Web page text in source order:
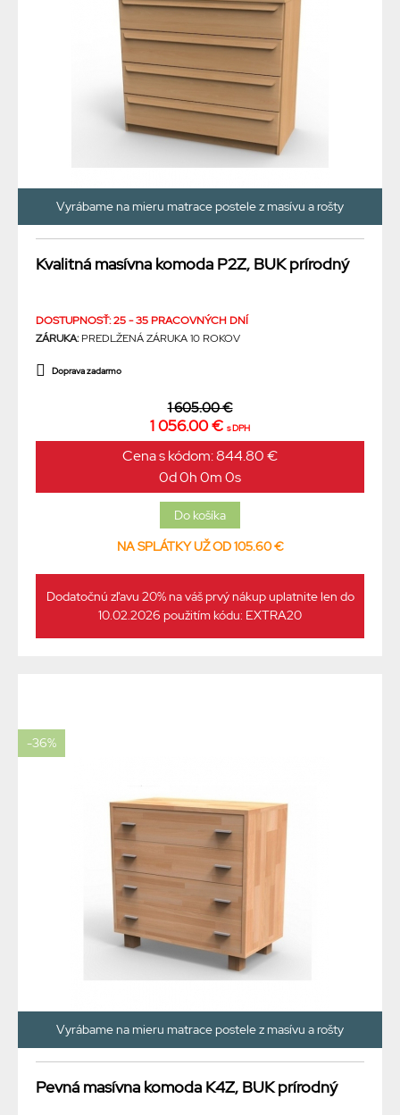
Vyrábame na mieru matrace postele z masívu a rošty
Kvalitná masívna komoda P2Z, BUK prírodný
DOSTUPNOSŤ: 25 - 35 PRACOVNÝCH DNÍ
ZÁRUKA:PREDLŽENÁ ZÁRUKA 10 ROKOV
Doprava zadarmo
1 605.00 €
1 056.00 € s DPH
Cena s kódom: 844.80 €
0d 0h 0m 0s
NA SPLÁTKY UŽ OD 105.60 €
Dodatočnú zľavu 20% na váš prvý nákup uplatnite len do
10.02.2026 použitím kódu: EXTRA20
-36%
Vyrábame na mieru matrace postele z masívu a rošty
Pevná masívna komoda K4Z, BUK prírodný